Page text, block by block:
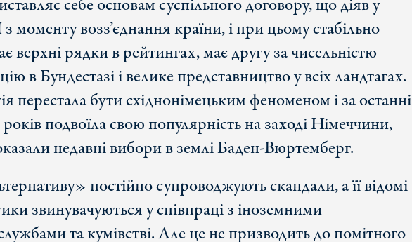
себе основам суспільного договору, що діяв у
моменту возз’єднання країни, і при цьому стабільно
верхні рядки в рейтингах, має другу за чисельністю
в Бундестазі і велике представництво у всіх ландтагах.
перестала бути східнонімецьким феноменом і за останні
років подвоїла свою популярність на заході Німеччини,
недавні вибори в землі Баден-Вюртемберг.
постійно супроводжують скандали, а її відомі
звинувачуються у співпраці з іноземними
та кумівстві. Але це не призводить до помітного